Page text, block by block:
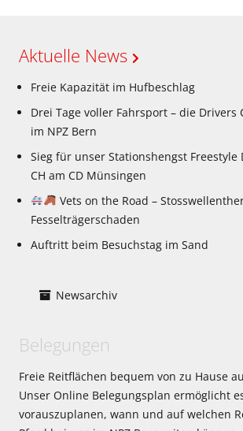
Aktuelle News
Freie Kapazität im Hufbeschlag
Drei Tage voller Fahrsport – die Drivers
im NPZ Bern
Sieg für unser Stationshengst Freestyle
CH am CD Münsingen
Vets on the Road –
Fesselträgerschaden
Auftritt beim Besuchstag im Sand
Newsarchiv
Belegungen
Freie Reitflächen bequem von zu Hause
Unser Online Belegungsplan ermöglicht
vorauszuplanen, wann und auf welchen